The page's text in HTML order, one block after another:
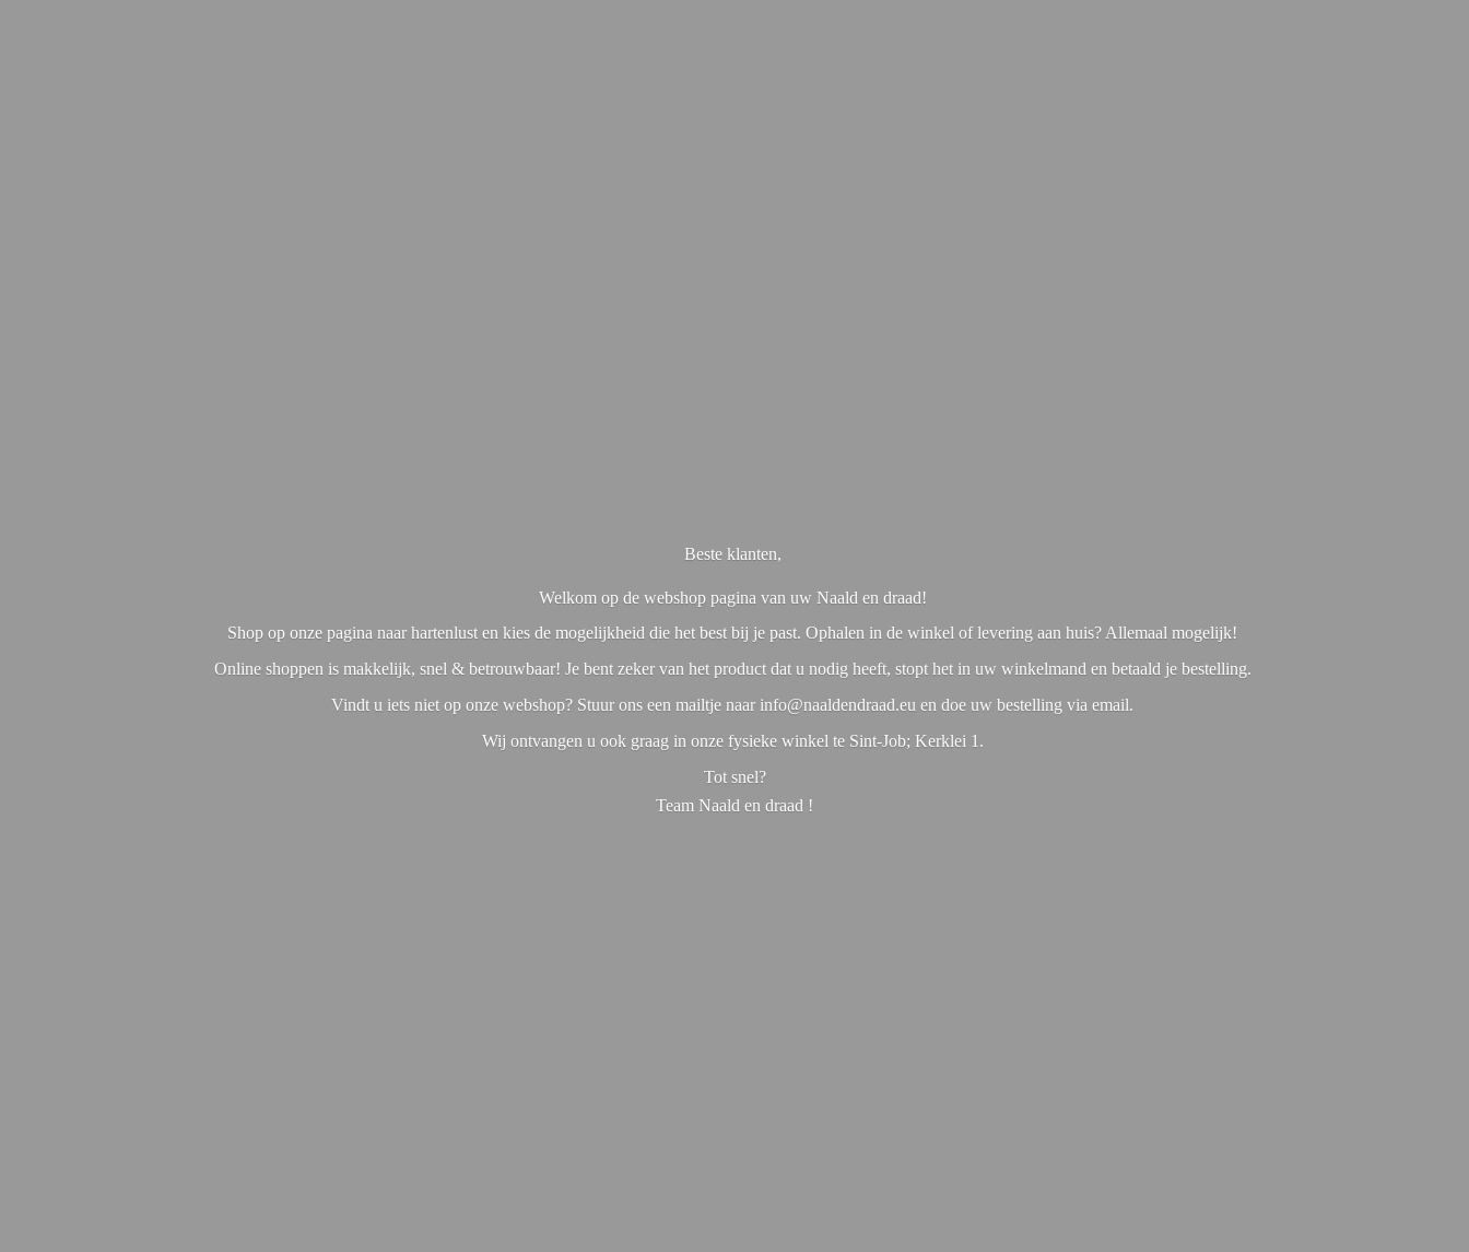
Beste klanten,
Welkom op de webshop pagina van uw Naald en draad!
Shop op onze pagina naar hartenlust en kies de mogelijkheid die het best bij je past. Ophalen in de winkel of levering aan huis? Allemaal mogelijk!
Online shoppen is makkelijk, snel & betrouwbaar! Je bent zeker van het product dat u nodig heeft, stopt het in uw winkelmand en betaald je bestelling.
Vindt u iets niet op onze webshop? Stuur ons een mailtje naar info@naaldendraad.eu en doe uw bestelling via email.
Wij ontvangen u ook graag in onze fysieke winkel te Sint-Job; Kerklei 1.
Tot snel?
Team Naald en draad !